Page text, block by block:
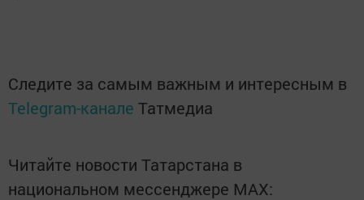
Следите за самым важным и интересным в
Telegram-канале Татмедиа
Читайте новости Татарстана в
национальном мессенджере MАХ: